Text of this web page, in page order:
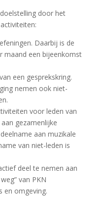
door het
Daarbij is de
maand een bijeenkomst
een gesprekskring.
nemen ook niet-
voor leden van
gezamenlijke
aan muzikale
van niet-leden is
deel te nemen aan
van PKN
en omgeving.